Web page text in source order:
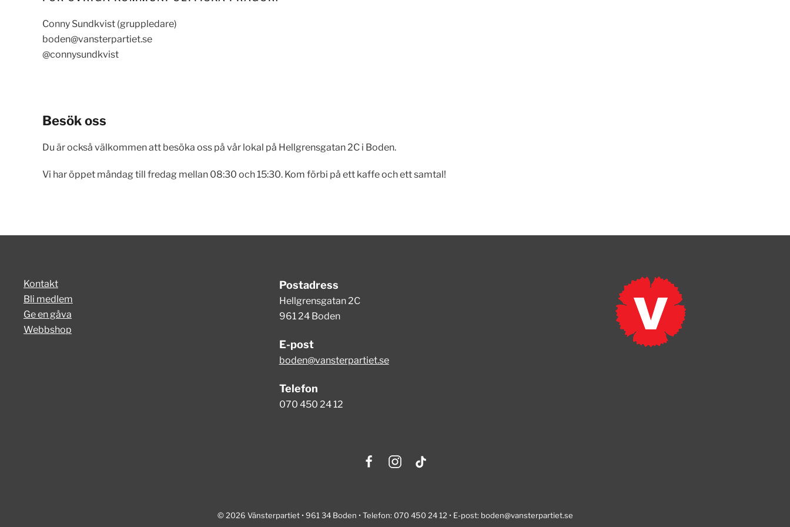
Conny Sundkvist (gruppledare)
boden@vansterpartiet.se
@connysundkvist
Besök oss
Du är också välkommen att besöka oss på vår lokal på Hellgrensgatan 2C i Boden.
Vi har öppet måndag till fredag mellan 08:30 och 15:30. Kom förbi på ett kaffe och ett samtal!
Kontakt
Bli medlem
Ge en gåva
Webbshop
Postadress
Hellgrensgatan 2C
961 24 Boden
E-post
boden@vansterpartiet.se
Telefon
070 450 24 12
© 2026 Vänsterpartiet • 961 34 Boden • Telefon: 070 450 24 12 • E-post: boden@vansterpartiet.se